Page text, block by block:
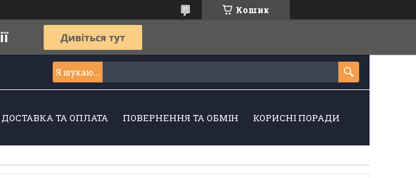
Кошик
ДОСТАВКА ТА ОПЛАТА ПОВЕРНЕННЯ ТА ОБМІН КОРИСНІ ПОРАДИ